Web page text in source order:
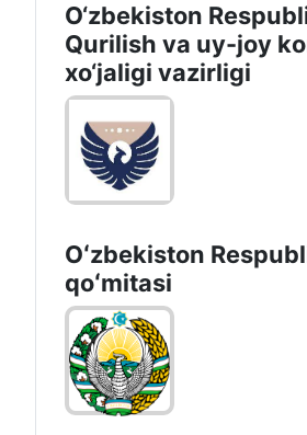
O‘zbekiston
Qurilish va uy-joy
xo‘jaligi vazirligi
Oʻzbekiston
qoʻmitasi